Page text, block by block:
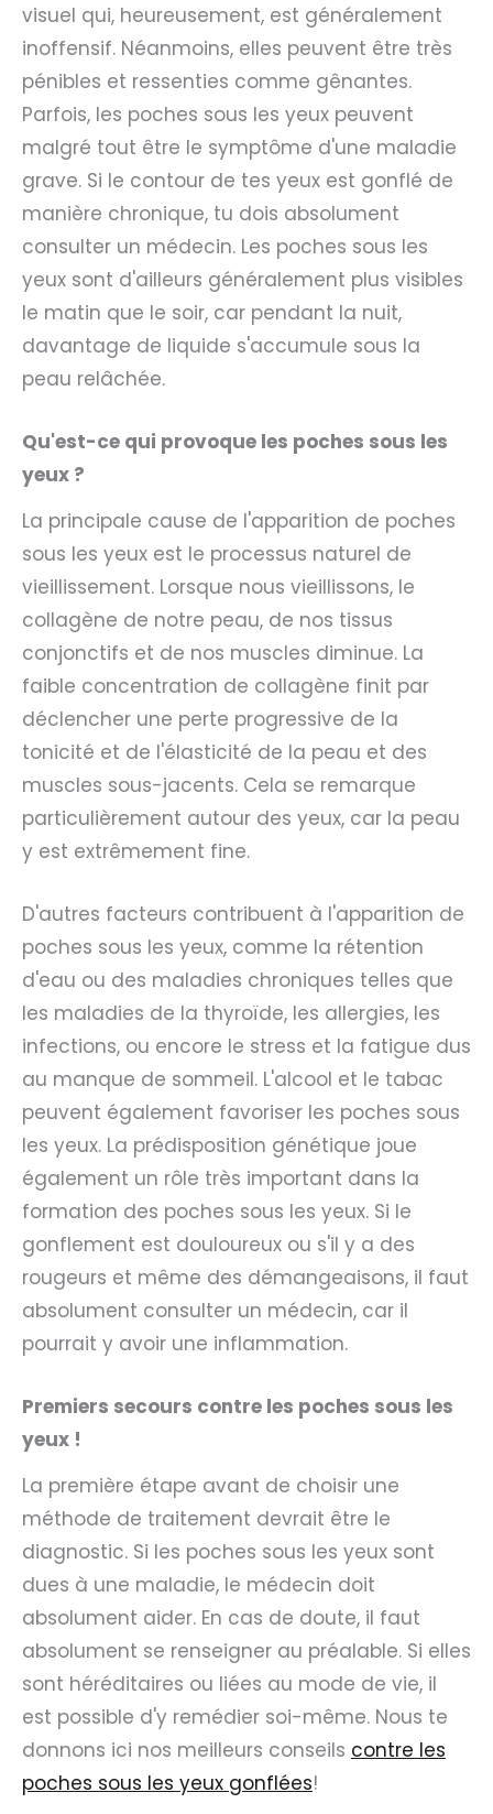
visuel qui, heureusement, est généralement
inoffensif. Néanmoins, elles peuvent être très
pénibles et ressenties comme gênantes.
Parfois, les poches sous les yeux peuvent
malgré tout être le symptôme d'une maladie
grave. Si le contour de tes yeux est gonflé de
manière chronique, tu dois absolument
consulter un médecin. Les poches sous les
yeux sont d'ailleurs généralement plus visibles
le matin que le soir, car pendant la nuit,
davantage de liquide s'accumule sous la
peau relâchée.
Qu'est-ce qui provoque les poches sous les
yeux ?
La principale cause de l'apparition de poches
sous les yeux est le processus naturel de
vieillissement. Lorsque nous vieillissons, le
collagène de notre peau, de nos tissus
conjonctifs et de nos muscles diminue. La
faible concentration de collagène finit par
déclencher une perte progressive de la
tonicité et de l'élasticité de la peau et des
muscles sous-jacents. Cela se remarque
particulièrement autour des yeux, car la peau
y est extrêmement fine.
D'autres facteurs contribuent à l'apparition de
poches sous les yeux, comme la rétention
d'eau ou des maladies chroniques telles que
les maladies de la thyroïde, les allergies, les
infections, ou encore le stress et la fatigue dus
au manque de sommeil. L'alcool et le tabac
peuvent également favoriser les poches sous
les yeux. La prédisposition génétique joue
également un rôle très important dans la
formation des poches sous les yeux. Si le
gonflement est douloureux ou s'il y a des
rougeurs et même des démangeaisons, il faut
absolument consulter un médecin, car il
pourrait y avoir une inflammation.
Premiers secours contre les poches sous les
yeux !
La première étape avant de choisir une
méthode de traitement devrait être le
diagnostic. Si les poches sous les yeux sont
dues à une maladie, le médecin doit
absolument aider. En cas de doute, il faut
absolument se renseigner au préalable. Si elles
sont héréditaires ou liées au mode de vie, il
est possible d'y remédier soi-même. Nous te
donnons ici nos meilleurs conseils contre les
poches sous les yeux gonflées!